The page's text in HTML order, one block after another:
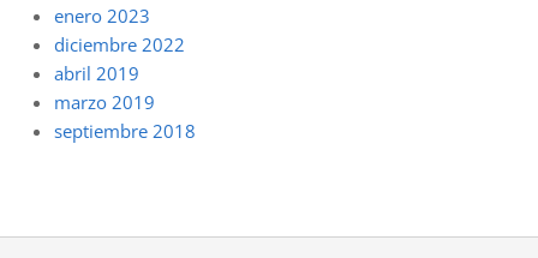
enero 2023
diciembre 2022
abril 2019
marzo 2019
septiembre 2018